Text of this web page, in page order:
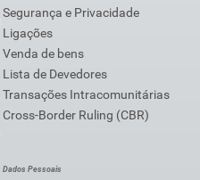
Segurança e Privacidade
Ligações
Venda de bens
Lista de Devedores
Transações Intracomunitárias
Cross-Border Ruling (CBR)
Dados Pessoais